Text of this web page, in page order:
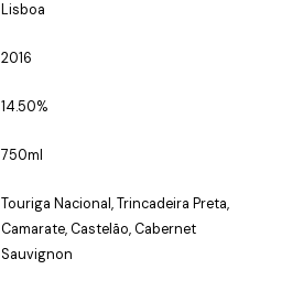
Lisboa
2016
14.50%
750ml
Touriga Nacional, Trincadeira Preta,
Camarate, Castelão, Cabernet
Sauvignon